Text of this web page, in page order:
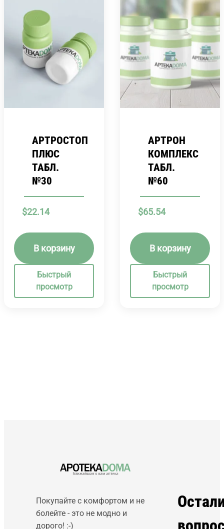
АРТРОСТОП
ПЛЮС
ТАБЛ.
№30
$22.14
В корзину
Быстрый
просмотр
АРТРОН
КОМПЛЕКС
ТАБЛ.
№60
$65.54
В корзину
Быстрый
просмотр
Покупайте с комфортом и не
болейте - это не модно и
дорого! :-)